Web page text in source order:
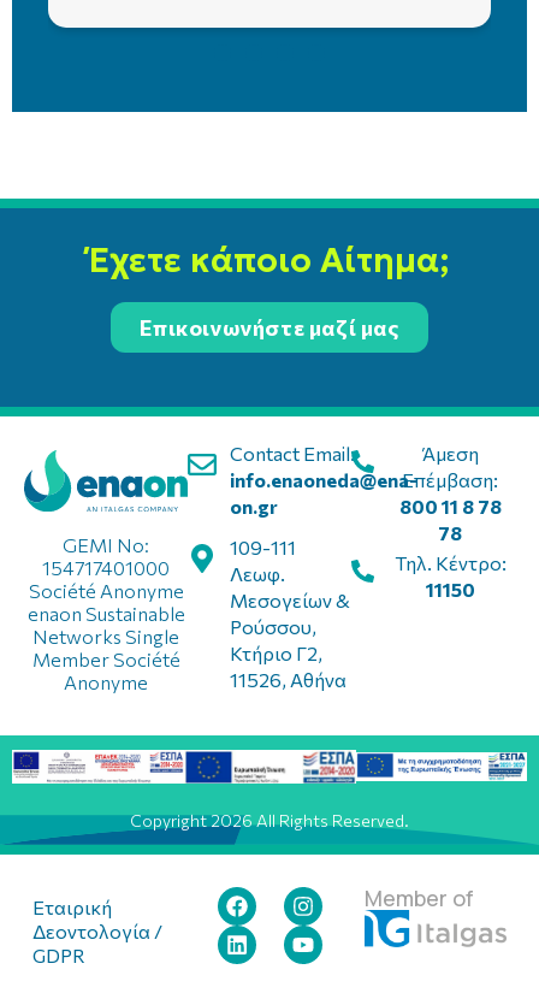
Έχετε κάποιο Αίτημα;
Επικοινωνήστε μαζί μας
Contact Email:
info.enaoneda@ena-
on.gr
109-111
Λεωφ.
Μεσογείων &
Ρούσσου,
Κτήριο Γ2,
11526, Αθήνα
GEMI No:
154717401000
Société Anonyme
enaon Sustainable
Networks Single
Member Société
Anonyme
Άμεση
Επέμβαση:
800 11 8 78
78
Τηλ. Κέντρο:
11150
Copyright 2026 All Rights Reserved.
Εταιρική
Δεοντολογία /
GDPR
Member of